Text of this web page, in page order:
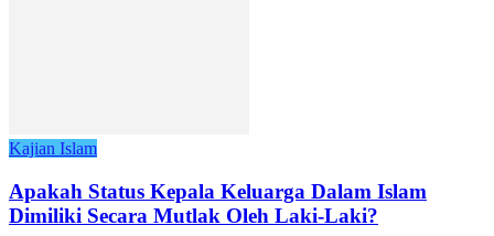
Kajian Islam
Apakah Status Kepala Keluarga Dalam Islam
Dimiliki Secara Mutlak Oleh Laki-Laki?